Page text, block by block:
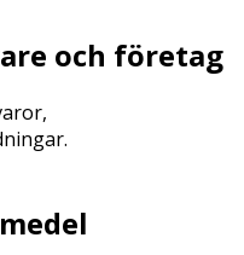
och företag